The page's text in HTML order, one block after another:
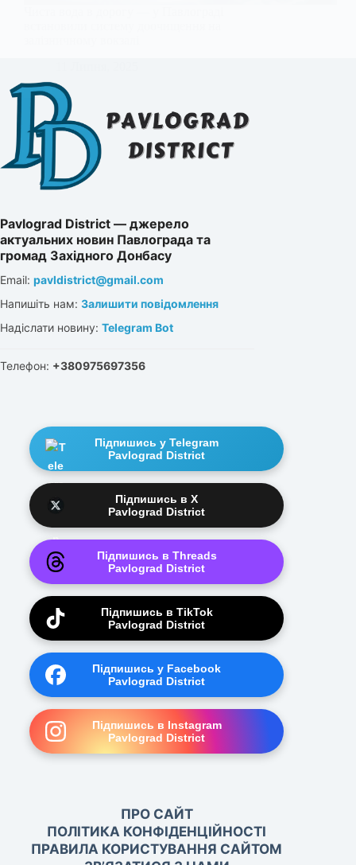
Pavlograd District — джерело
актуальних новин Павлограда та
громад Західного Донбасу
Email: pavldistrict@gmail.com
Напишіть нам: Залишити повідомлення
Надіслати новину: Telegram Bot
Телефон: +380975697356
Підпишись у Telegram
Pavlograd District
Підпишись в X
Pavlograd District
Підпишись в Threads
Pavlograd District
Підпишись в TikTok
Pavlograd District
Підпишись у Facebook
Pavlograd District
Підпишись в Instagram
Pavlograd District
ПРО САЙТ
ПОЛІТИКА КОНФІДЕНЦІЙНОСТІ
ПРАВИЛА КОРИСТУВАННЯ САЙТОМ